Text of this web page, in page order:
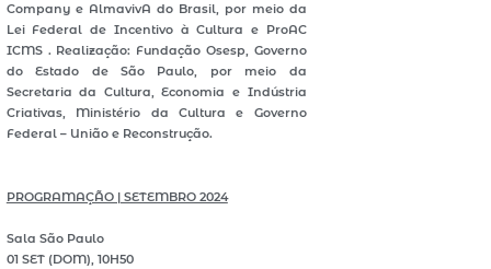
Company e AlmavivA do Brasil, por meio da
Lei Federal de Incentivo à Cultura e ProAC
ICMS . Realização: Fundação Osesp, Governo
do Estado de São Paulo, por meio da
Secretaria da Cultura, Economia e Indústria
Criativas, Ministério da Cultura e Governo
Federal – União e Reconstrução.
PROGRAMAÇÃO | SETEMBRO 2024
Sala São Paulo
01 SET (DOM), 10H50